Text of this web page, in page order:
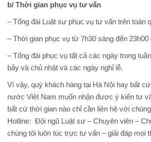
b/ Thời gian phục vụ tư vấn
– Tổng đài Luật sư phục vụ tư vấn trên toàn
– Thời gian phục vụ từ 7h30 sáng đến 23h00
– Tổng đài phục vụ tất cả các ngày trong
bảy và chủ nhật và các ngày nghỉ lễ.
Vì vậy, quý khách hàng tại Hà Nội hay bất
nước Việt Nam muốn nhận được ý kiến tư
bất cứ thời gian nào chỉ cần liên hệ với
Hotline: Đội ngũ Luật sư – Chuyên viên –
chúng tôi luôn túc trực tư vấn – giải đáp mọi